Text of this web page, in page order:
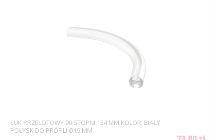
ŁUK PRZELOTOWY 90 STOPNI 154 MM KOLOR: BIAŁY
POŁYSK DO PROFILI Ø19 MM